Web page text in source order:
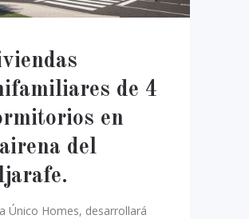
de 4
en
del
Único Homes, desarrollará